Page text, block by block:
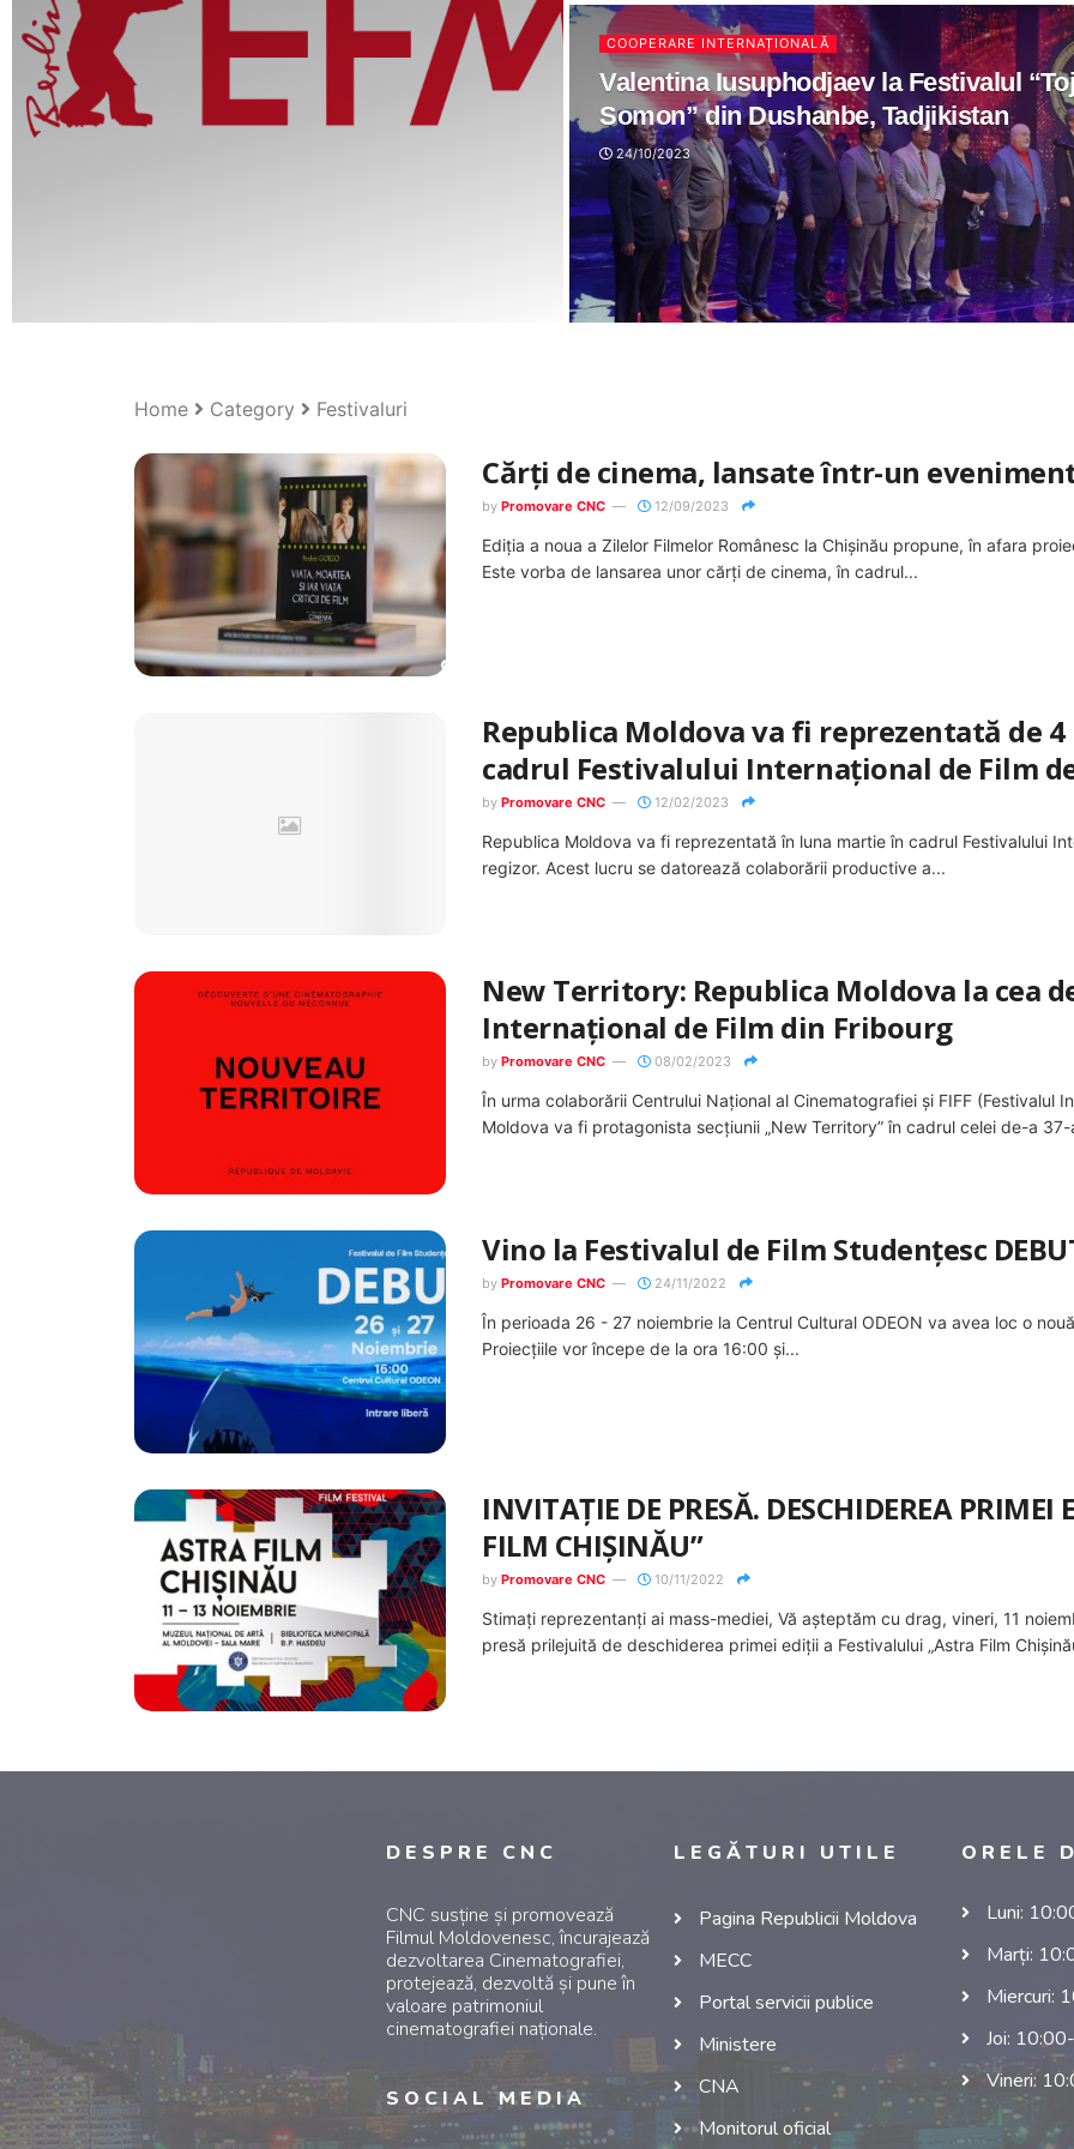
COOPERARE INTERNAȚIONALĂ
Valentina Iusuphodjaev la Festivalul
Somon” din Dushanbe, Tadjikistan
24/10/2023
Home Category Festivaluri
Cărţi de cinema, lansate într-un
by Promovare CNC 12/09/2023
Ediţia a noua a Zilelor Filmelor Românesc la Chişinău propune, în afara
Este vorba de lansarea unor cărţi de cinema, în cadrul...
Republica Moldova va fi reprezentată de
cadrul Festivalului Internațional de Film
by Promovare CNC 12/02/2023
Republica Moldova va fi reprezentată în luna martie în cadrul Festivalului
regizor. Acest lucru se datorează colaborării productive a...
New Territory: Republica Moldova la cea
Internațional de Film din Fribourg
by Promovare CNC 08/02/2023
În urma colaborării Centrului Național al Cinematografiei și FIFF (Festivalul
Moldova va fi protagonista secțiunii „New Territory” în cadrul celei de-a
Vino la Festivalul de Film Studențesc
by Promovare CNC 24/11/2022
În perioada 26 - 27 noiembrie la Centrul Cultural ODEON va avea loc o
Proiecțiile vor începe de la ora 16:00 şi...
INVITAȚIE DE PRESĂ. DESCHIDEREA
FILM CHIȘINĂU”
by Promovare CNC 10/11/2022
Stimați reprezentanți ai mass-mediei, Vă așteptăm cu drag, vineri, 11
presă prilejuită de deschiderea primei ediții a Festivalului „Astra Film
DESPRE CNC
CNC susține și promovează
Filmul Moldovenesc, încurajează
dezvoltarea Cinematografiei,
protejează, dezvoltă și pune în
valoare patrimoniul
cinematografiei naționale.
SOCIAL MEDIA
LEGĂTURI UTILE
Pagina Republicii Moldova
MECC
Portal servicii publice
Ministere
CNA
Monitorul oficial
ORELE
Luni:
Marți:
Miercuri:
Joi:
Vineri: